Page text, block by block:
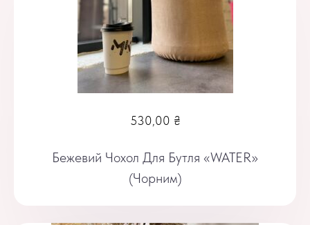
530,00 ₴
Бежевий Чохол Для Бутля «WATER»
(чорним)